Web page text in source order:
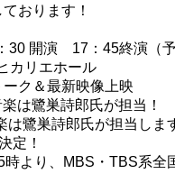
おります！
開演 17：45終演（予
カリエホール
ク＆最新映像上映
は鷺巣詩郎氏が担当！
鷺巣詩郎氏が担当しま
定！
より、MBS・TBS系